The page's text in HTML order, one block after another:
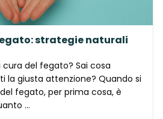
strategie naturali
del fegato? Sai cosa
la giusta attenzione? Quando si
fegato, per prima cosa, è
...